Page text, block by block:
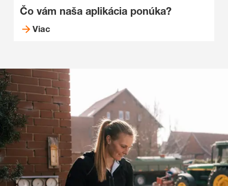
Čo vám naša aplikácia ponúka?
Viac